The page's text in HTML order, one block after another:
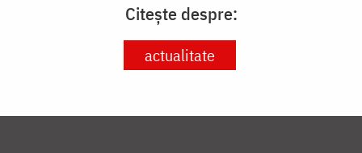
Citește despre:
actualitate